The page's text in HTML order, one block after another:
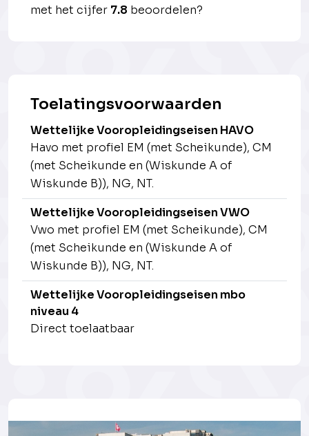
met het cijfer 7.8 beoordelen?
Toelatingsvoorwaarden
Wettelijke Vooropleidingseisen HAVO
Havo met profiel EM (met Scheikunde), CM
(met Scheikunde en (Wiskunde A of
Wiskunde B)), NG, NT.
Wettelijke Vooropleidingseisen VWO
Vwo met profiel EM (met Scheikunde), CM
(met Scheikunde en (Wiskunde A of
Wiskunde B)), NG, NT.
Wettelijke Vooropleidingseisen mbo
niveau 4
Direct toelaatbaar